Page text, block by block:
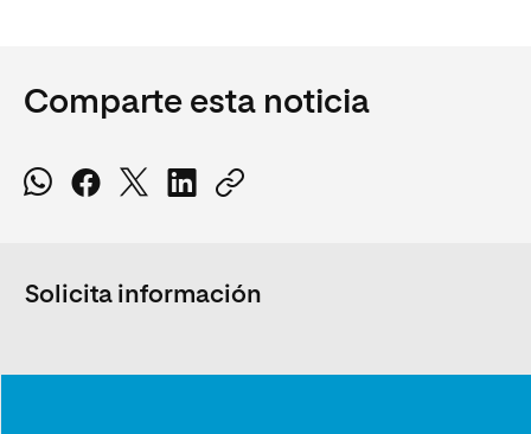
Comparte esta noticia
Solicita información